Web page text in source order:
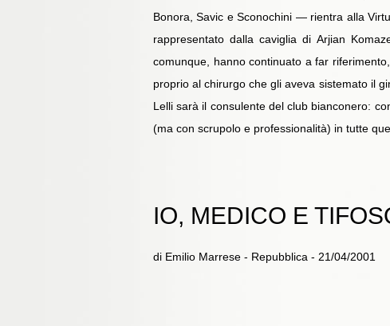
Bonora, Savic e Sconochini — rientra alla
rappresentato dalla caviglia di Arjian
comunque, hanno continuato a far
proprio al chirurgo che gli aveva sistemato il
Lelli sarà il consulente del club bianconero:
(ma con scrupolo e professionalità) in tutte
IO, MEDICO E
di Emilio Marrese - Repubblica - 21/04/2001